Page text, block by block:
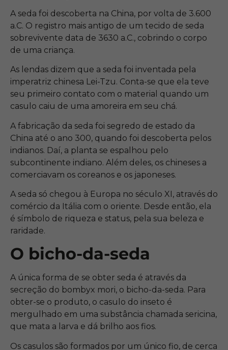
A seda foi descoberta na China, por volta de 3.600
a.C. O registro mais antigo de um tecido de seda
sobrevivente data de 3630 a.C., cobrindo o corpo
de uma criança.
As lendas dizem que a seda foi inventada pela
imperatriz chinesa Lei-Tzu. Conta-se que ela teve
seu primeiro contato com o material quando um
casulo caiu de uma amoreira em seu chá.
A fabricação da seda foi segredo de estado da
China até o ano 300, quando foi descoberta pelos
indianos. Daí, a planta se espalhou pelo
subcontinente indiano. Além deles, os chineses a
comerciavam os coreanos e os japoneses.
A seda só chegou à Europa no século XI, através do
comércio da Itália com o oriente. Desde então, ela
é símbolo de riqueza e status, pela sua beleza e
raridade.
O bicho-da-seda
A única forma de se obter seda é através da
secreção do bombyx mori, o bicho-da-seda. Para
obter-se o produto, o casulo do inseto é
mergulhado em uma substância chamada sericina,
que mata a larva e dá brilho aos fios.
Os casulos são formados por um único fio, de cerca